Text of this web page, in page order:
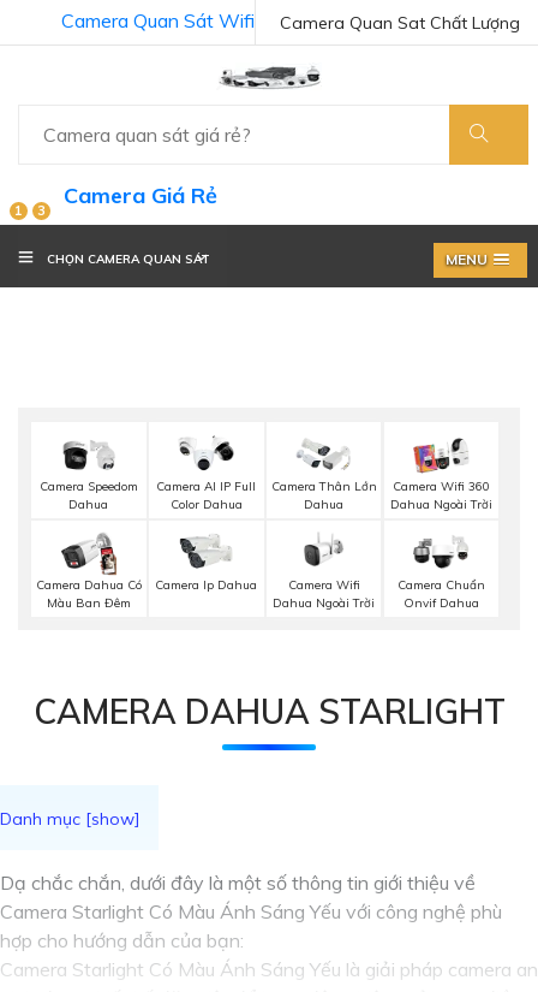
Camera Quan Sat Chất Lượng
Camera Quan Sát Wifi
1 3
Camera Giá Rẻ
CHỌN CAMERA QUAN SÁT MENU
Camera Speedom
Dahua
Camera AI IP Full
Color Dahua
Camera Thân Lớn
Dahua
Camera Wifi 360
Dahua Ngoài Trời
Camera Dahua Có
Màu Ban Đêm
Camera Ip Dahua
Camera Wifi
Dahua Ngoài Trời
Camera Chuẩn
Onvif Dahua
CAMERA DAHUA STARLIGHT
Dạ chắc chắn, dưới đây là một số thông tin giới thiệu về
Camera Starlight Có Màu Ánh Sáng Yếu với công nghệ phù
hợp cho hướng dẫn của bạn:
Camera Starlight Có Màu Ánh Sáng Yếu là giải pháp camera an